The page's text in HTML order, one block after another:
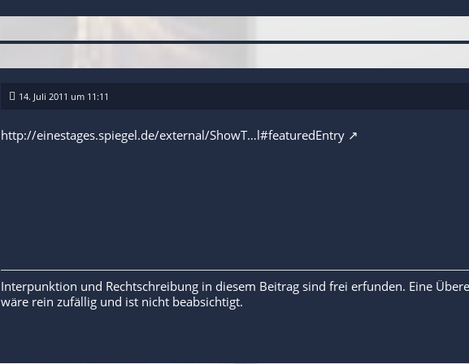
14. Juli 2011 um 11:11
http://einestages.spiegel.de/external/ShowT…l#featuredEntry
Interpunktion und Rechtschreibung in diesem Beitrag sind frei erfunden. Eine
wäre rein zufällig und ist nicht beabsichtigt.